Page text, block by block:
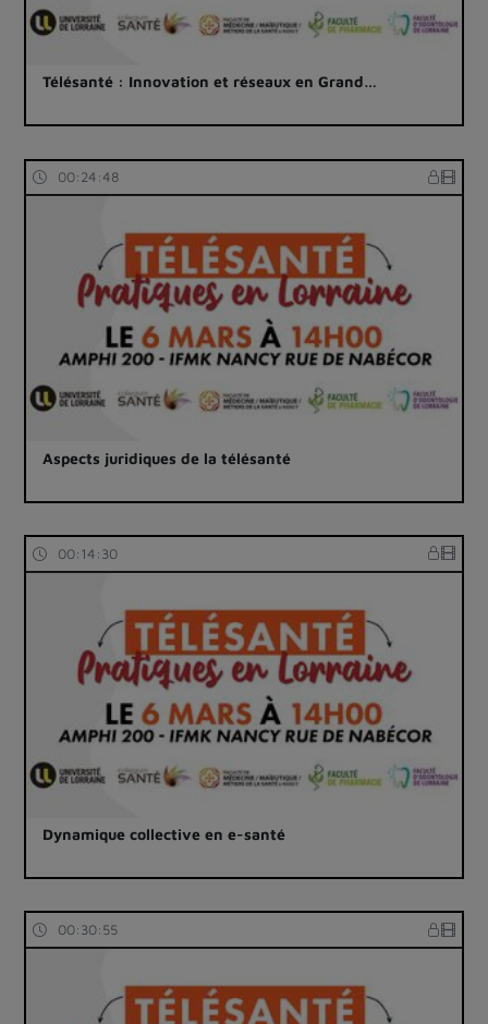
Télésanté : Innovation et réseaux en Grand…
00:24:48
Aspects juridiques de la télésanté
00:14:30
Dynamique collective en e-santé
00:30:55